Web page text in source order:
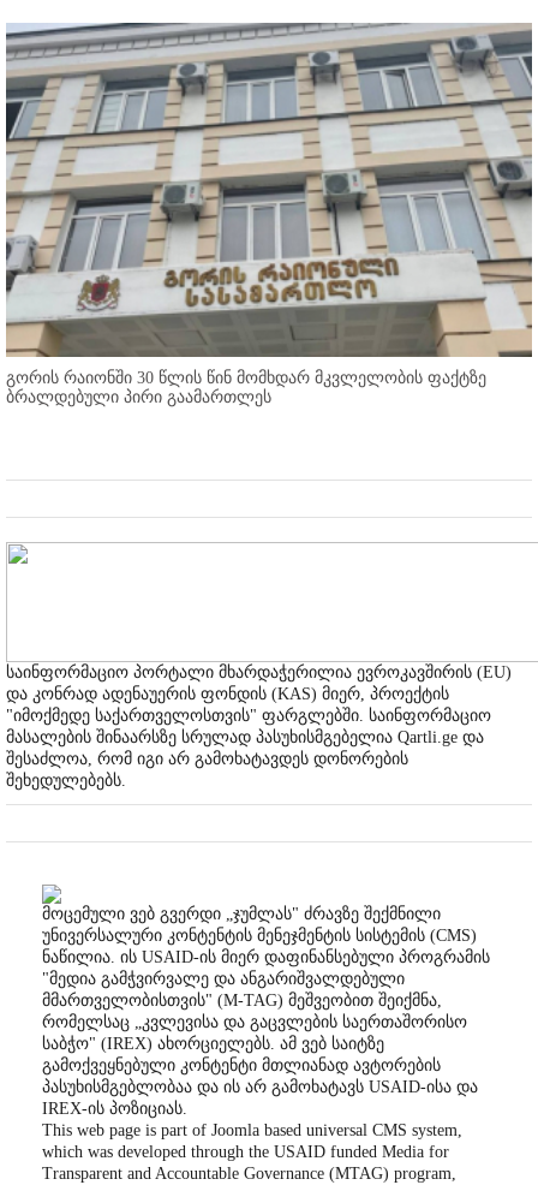
გორის რაიონში 30 წლის წინ მომხდარ მკვლელობის ფაქტზე
ბრალდებული პირი გაამართლეს
საინფორმაციო პორტალი მხარდაჭერილია ევროკავშირის (EU)
და კონრად ადენაუერის ფონდის (KAS) მიერ, პროექტის
"იმოქმედე საქართველოსთვის" ფარგლებში. საინფორმაციო
მასალების შინაარსზე სრულად პასუხისმგებელია Qartli.ge და
შესაძლოა, რომ იგი არ გამოხატავდეს დონორების
შეხედულებებს.
მოცემული ვებ გვერდი „ჯუმლას" ძრავზე შექმნილი
უნივერსალური კონტენტის მენეჯმენტის სისტემის (CMS)
ნაწილია. ის USAID-ის მიერ დაფინანსებული პროგრამის
"მედია გამჭვირვალე და ანგარიშვალდებული
მმართველობისთვის" (M-TAG) მეშვეობით შეიქმნა,
რომელსაც „კვლევისა და გაცვლების საერთაშორისო
საბჭო" (IREX) ახორციელებს. ამ ვებ საიტზე
გამოქვეყნებული კონტენტი მთლიანად ავტორების
პასუხისმგებლობაა და ის არ გამოხატავს USAID-ისა და
IREX-ის პოზიციას.
This web page is part of Joomla based universal CMS system,
which was developed through the USAID funded Media for
Transparent and Accountable Governance (MTAG) program,